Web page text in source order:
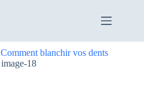
Comment blanchir vos dents
image-18